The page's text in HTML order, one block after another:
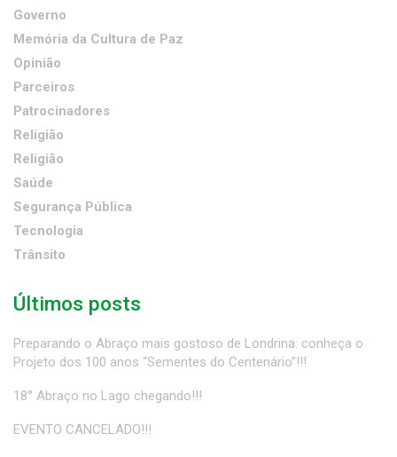
Governo
Memória da Cultura de Paz
Opinião
Parceiros
Patrocinadores
Religião
Religião
Saúde
Segurança Pública
Tecnologia
Trânsito
Últimos posts
Preparando o Abraço mais gostoso de Londrina: conheça o
Projeto dos 100 anos “Sementes do Centenário”!!!
18° Abraço no Lago chegando!!!
EVENTO CANCELADO!!!